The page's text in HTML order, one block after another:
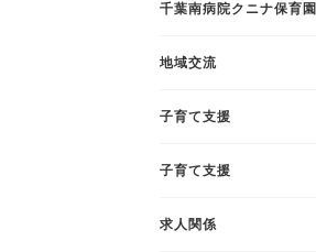
千葉南病院クニナ保育園
地域交流
子育て支援
子育て支援
求人関係